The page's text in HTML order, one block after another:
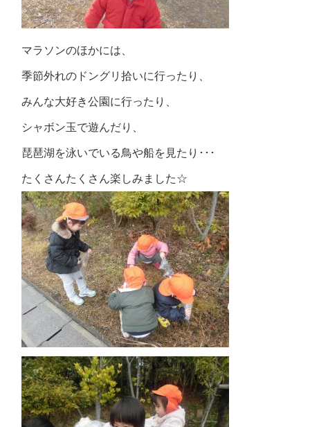
マラソンのほかには、
季節外れのドングリ拾いに行ったり、
みんな大好き公園に行ったり、
シャボン玉で遊んだり、
琵琶湖を泳いでいる鳥や船を見たり･･･
たくさんたくさん楽しみました☆